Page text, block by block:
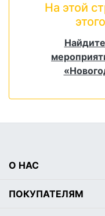
На этой
О НАС
ПОКУПАТЕЛЯМ